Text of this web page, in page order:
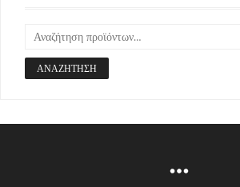
ΑΝΑΖΉΤΗΣΗ